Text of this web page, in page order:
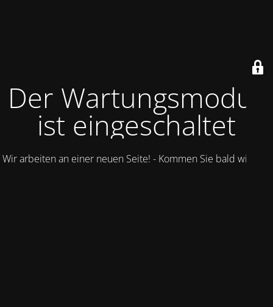
Der Wartungsmodus
ist eingeschaltet
Wir arbeiten an einer neuen Seite! - Kommen Sie bald wieder.